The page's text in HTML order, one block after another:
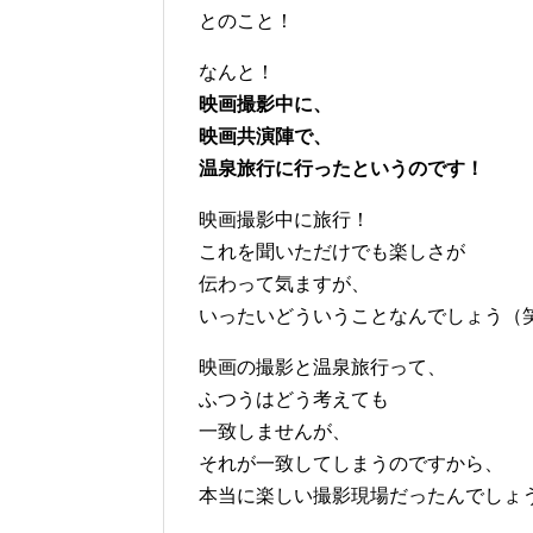
とのこと！
なんと！
映画撮影中に、
映画共演陣で、
温泉旅行に行ったというのです！
映画撮影中に旅行！
これを聞いただけでも楽しさが
伝わって気ますが、
いったいどういうことなんでしょう（
映画の撮影と温泉旅行って、
ふつうはどう考えても
一致しませんが、
それが一致してしまうのですから、
本当に楽しい撮影現場だったんでしょ